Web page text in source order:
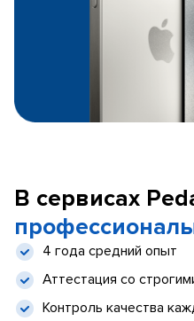
В сервисах
4 года средний опыт
Аттестация со
Контроль качества